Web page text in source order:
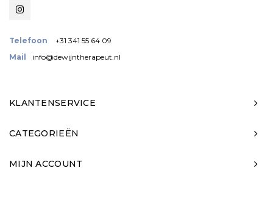
Telefoon
+31 341 55 64 09
Mail
info@dewijntherapeut.nl
KLANTENSERVICE
CATEGORIEËN
MIJN ACCOUNT